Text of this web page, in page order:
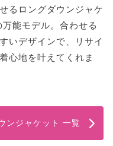
るロングダウンジャケ
能モデル。合わせる
いデザインで、リサイ
心地を叶えてくれま
ンジャケット 一覧